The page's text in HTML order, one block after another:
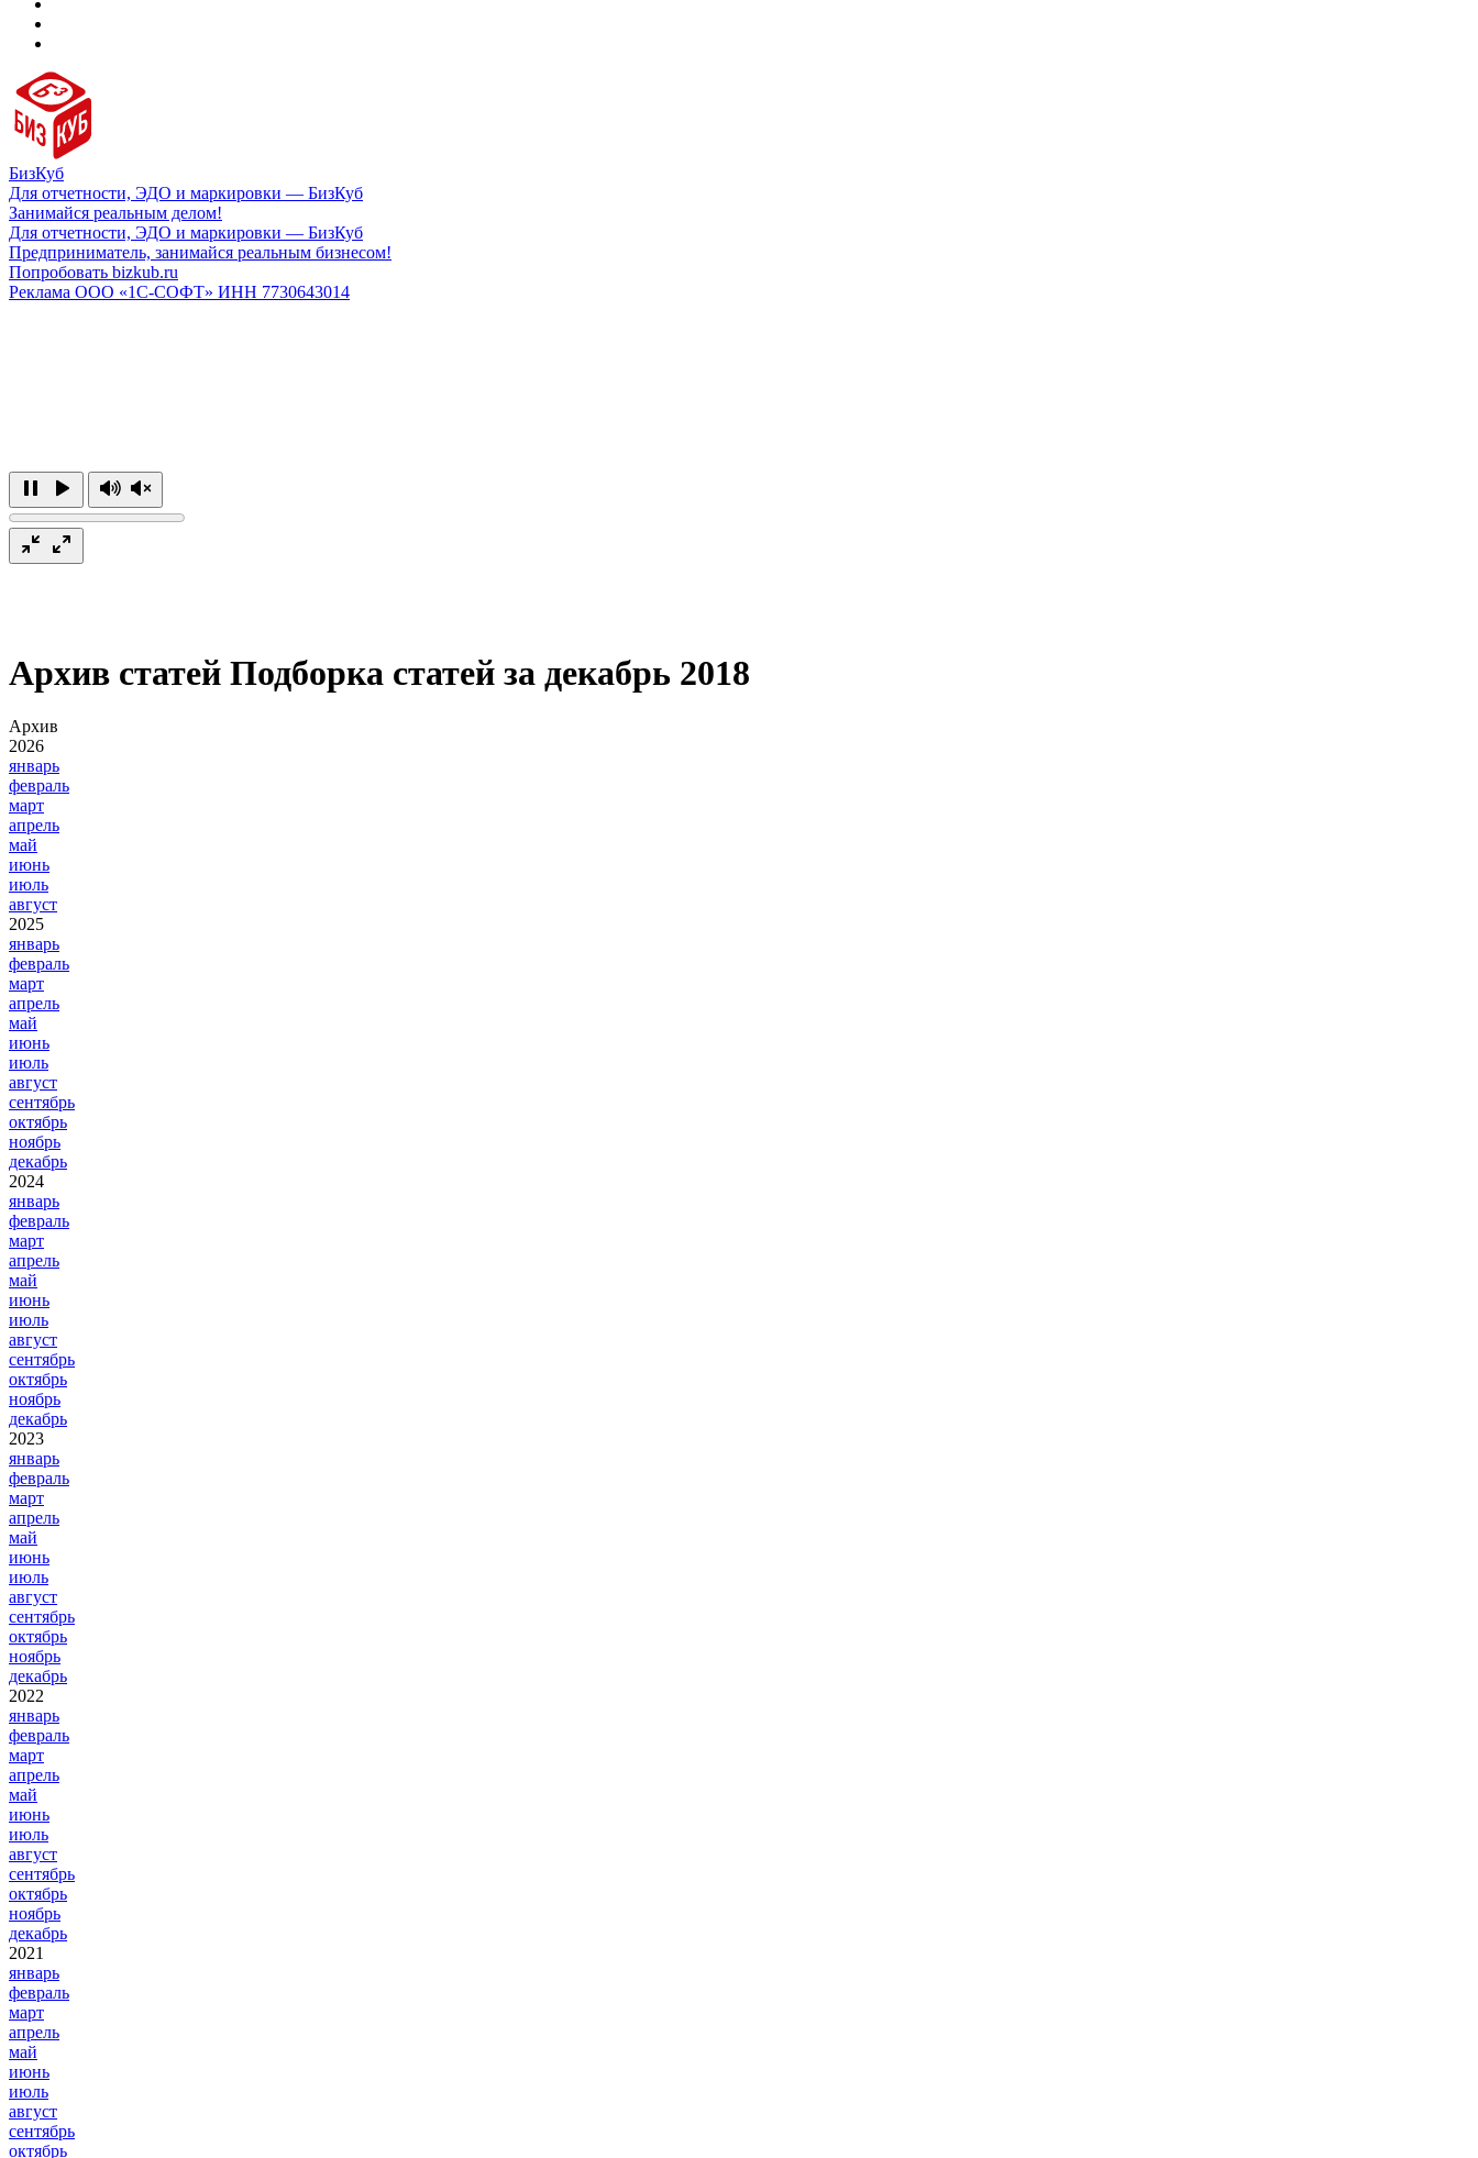
БизКуб
Для отчетности, ЭДО и маркировки — БизКуб
Занимайся реальным делом!
Для отчетности, ЭДО и маркировки — БизКуб
Предприниматель, занимайся реальным бизнесом!
Попробовать bizkub.ru
Реклама ООО «1С-СОФТ» ИНН 7730643014
Архив статей Подборка статей за декабрь 2018
Архив
2026
январь
февраль
март
апрель
май
июнь
июль
август
2025
январь
февраль
март
апрель
май
июнь
июль
август
сентябрь
октябрь
ноябрь
декабрь
2024
январь
февраль
март
апрель
май
июнь
июль
август
сентябрь
октябрь
ноябрь
декабрь
2023
январь
февраль
март
апрель
май
июнь
июль
август
сентябрь
октябрь
ноябрь
декабрь
2022
январь
февраль
март
апрель
май
июнь
июль
август
сентябрь
октябрь
ноябрь
декабрь
2021
январь
февраль
март
апрель
май
июнь
июль
август
сентябрь
октябрь